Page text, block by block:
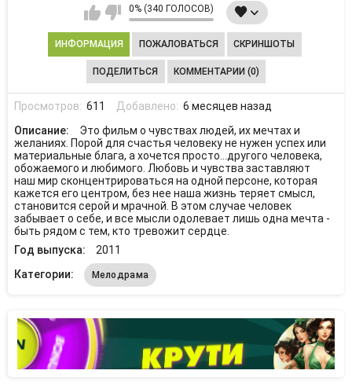
0% (340 ГОЛОСОВ)
ИНФОРМАЦИЯ ПОЖАЛОВАТЬСЯ СКРИНШОТЫ
ПОДЕЛИТЬСЯ КОММЕНТАРИИ (0)
Просмотров: 611 Добавлено: 6 месяцев назад
Описание:
Это фильм о чувствах людей, их мечтах и
желаниях. Порой для счастья человеку не нужен успех или
материальные блага, а хочется просто...другого человека,
обожаемого и любимого. Любовь и чувства заставляют
наш мир сконцентрироваться на одной персоне, которая
кажется его центром, без нее наша жизнь теряет смысл,
становится серой и мрачной. В этом случае человек
забывает о себе, и все мысли одолевает лишь одна мечта -
быть рядом с тем, кто тревожит сердце.
Год выпуска:
2011
Категории:
Мелодрама